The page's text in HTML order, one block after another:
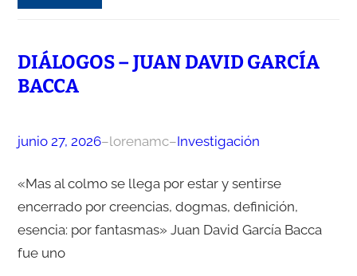
DIÁLOGOS – JUAN DAVID GARCÍA
BACCA
junio 27, 2026–lorenamc–Investigación
«Mas al colmo se llega por estar y sentirse
encerrado por creencias, dogmas, definición,
esencia: por fantasmas» Juan David García Bacca
fue uno